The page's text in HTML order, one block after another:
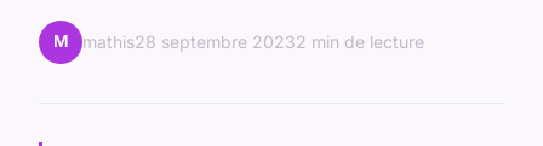
M mathis28 septembre 20232 min de lecture